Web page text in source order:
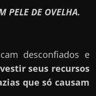
PELE DE OVELHA.
desconfiados e
seus recursos
que só causam